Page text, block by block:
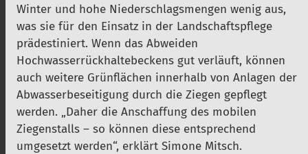
Winter und hohe Niederschlagsmengen wenig aus,
was sie für den Einsatz in der Landschaftspflege
prädestiniert. Wenn das Abweiden
Hochwasserrückhaltebeckens gut verläuft, können
auch weitere Grünflächen innerhalb von Anlagen der
Abwasserbeseitigung durch die Ziegen gepflegt
werden. „Daher die Anschaffung des mobilen
Ziegenstalls – so können diese entsprechend
umgesetzt werden“, erklärt Simone Mitsch.